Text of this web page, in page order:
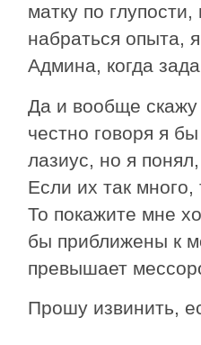
матку по
набраться опыта,
Админа, когда
Да и вообще
честно говоря я
лазиус, но я
Если их так много,
То покажите мне
бы приближены к
превышает
Прошу извинить,